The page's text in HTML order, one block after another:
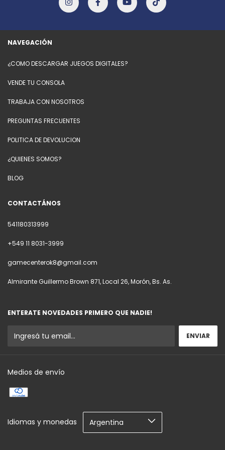
NAVEGACIÓN
¿COMO DESCARGAR JUEGOS DIGITALES?
VENDE TU CONSOLA
TRABAJA CON NOSOTROS
PREGUNTAS FRECUENTES
POLITICA DE DEVOLUCION
¿QUIENES SOMOS?
BLOG
CONTACTÁNOS
541180313999
+549 11 8031-3999
gamecenterok8@gmail.com
Almirante Guillermo Brown 871, Local 26, Morón, Bs. As.
ENTERATE NOVEDADES PRIMERO QUE NADIE!
Medios de envío
Idiomas y monedas